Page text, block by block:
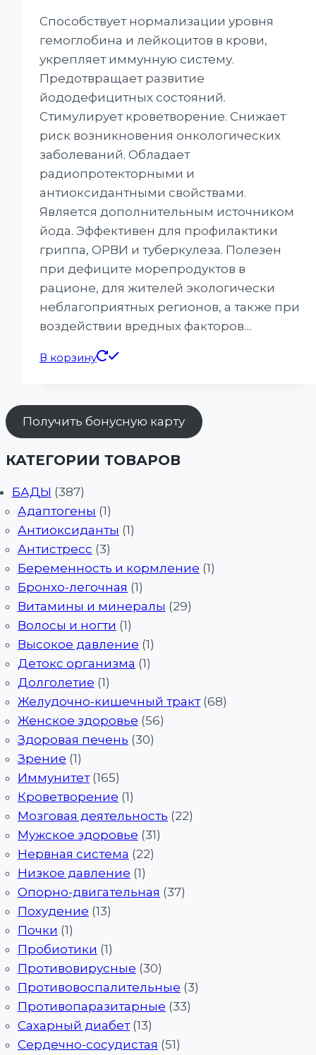
Способствует нормализации уровня
гемоглобина и лейкоцитов в крови,
укрепляет иммунную систему.
Предотвращает развитие
йододефицитных состояний.
Стимулирует кроветворение. Снижает
риск возникновения онкологических
заболеваний. Обладает
радиопротекторными и
антиоксидантными свойствами.
Является дополнительным источником
йода. Эффективен для профилактики
гриппа, ОРВИ и туберкулеза. Полезен
при дефиците морепродуктов в
рационе, для жителей экологически
неблагоприятных регионов, а также при
воздействии вредных факторов…
В корзину
Получить бонусную карту
КАТЕГОРИИ ТОВАРОВ
БАДЫ (387)
Адаптогены (1)
Антиоксиданты (1)
Антистресс (3)
Беременность и кормление (1)
Бронхо-легочная (1)
Витамины и минералы (29)
Волосы и ногти (1)
Высокое давление (1)
Детокс организма (1)
Долголетие (1)
Желудочно-кишечный тракт (68)
Женское здоровье (56)
Здоровая печень (30)
Зрение (1)
Иммунитет (165)
Кроветворение (1)
Мозговая деятельность (22)
Мужское здоровье (31)
Нервная система (22)
Низкое давление (1)
Опорно-двигательная (37)
Похудение (13)
Почки (1)
Пробиотики (1)
Противовирусные (30)
Противовоспалительные (3)
Противопаразитарные (33)
Сахарный диабет (13)
Сердечно-сосудистая (51)